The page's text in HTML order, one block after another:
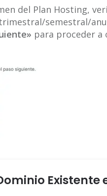
del Plan Hosting,
semestral/
para proceder a